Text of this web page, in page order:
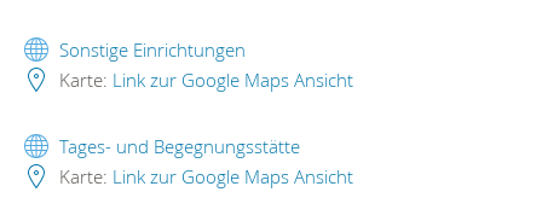
Sonstige Einrichtungen
Karte: Link zur Google Maps Ansicht
Tages- und Begegnungsstätte
Karte: Link zur Google Maps Ansicht